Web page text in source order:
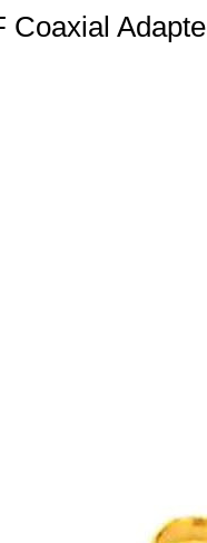
Coaxial